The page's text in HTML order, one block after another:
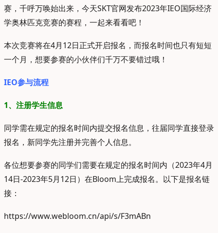
赛，千呼万唤始出来，今天SKT官网发布2023年IEO国际经济
学奥林匹克竞赛的赛程，一起来看看吧！
本次竞赛将在4月12日正式开启报名，而报名时间也只有短短
一个月，想要参赛的小伙伴们千万不要错过哦！
IEO参与流程
1、注册学生信息
同学需在规定的报名时间内提交报名信息，往届同学直接登录
报名，新同学先注册并完善个人信息。
各位想要参赛的同学们需要在规定的报名时间内（2023年4月
14日-2023年5月12日）在Bloom上完成报名。以下是报名链
接：
https://www.webloom.cn/api/s/F3mABn